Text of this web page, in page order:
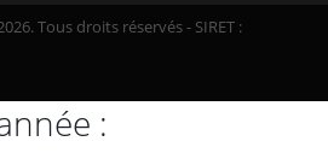
Tous droits réservés - SIRET :
: